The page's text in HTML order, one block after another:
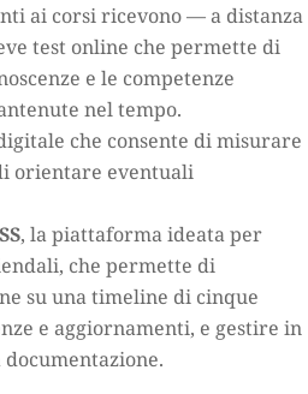
ai corsi ricevono — a distanza
test online che permette di
e le competenze
nel tempo.
che consente di misurare
orientare eventuali
, la piattaforma ideata per
che permette di
su una timeline di cinque
e aggiornamenti, e gestire in